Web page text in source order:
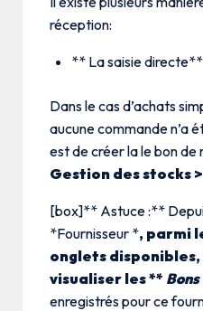
réception:
** La saisie directe**
Dans le cas d’achats
aucune commande n’a
est de créer la le bon
Gestion des stocks
[box]** Astuce :**
*Fournisseur *, parmi
onglets
visualiser les **
enregistrés pour ce